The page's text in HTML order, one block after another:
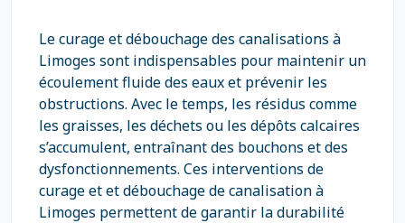
Le curage et débouchage des canalisations à
Limoges sont indispensables pour maintenir un
écoulement fluide des eaux et prévenir les
obstructions. Avec le temps, les résidus comme
les graisses, les déchets ou les dépôts calcaires
s’accumulent, entraînant des bouchons et des
dysfonctionnements. Ces interventions de
curage et et débouchage de canalisation à
Limoges permettent de garantir la durabilité